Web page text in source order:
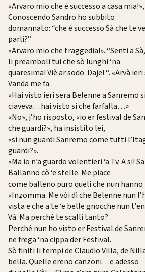
«Arvaro mio che è successo a casa
Conoscendo Sandro ho subbito
domannato: “che è successo Sà che te
parli?”
«Arvaro mio che traggedia!». “Senti a
li preamboli tui che sò lunghi ‘na
quaresima! Viè ar sodo. Daje! “. «Arvà
Vanda me fa:
«Hai visto ieri sera Belenne a Sanremo
ciaveva…hai visto si che farfalla…»
«No», j’ho risposto, «io er festival de
che guardi?», ha insistito lei,
«si nun guardi Sanremo come tutti
guardi?».
«Ma io n’a guardo volentieri ‘a Tv. A si!
Ballanno cò ‘e stelle. Me piace
come balleno puro queli che nun
«Inzomma. Me vòi dì che Belenne nun
vista e che a te ‘e belle gnocche nun
Và. Ma perché te scalli tanto?
Perché nun ho visto er Festival de
ne frega ‘na cippa der Festival.
Sò finiti li tempi de Claudio Villa, de
bella. Quelle ereno canzoni…e adesso